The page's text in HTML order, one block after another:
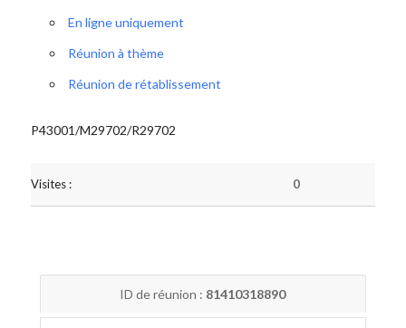
En ligne uniquement
Réunion à thème
Réunion de rétablissement
P43001/M29702/R29702
Visites : 0
ID de réunion : 81410318890